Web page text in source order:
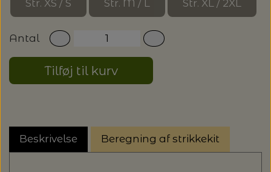
Str. XS / S Str. M / L Str. XL / 2XL
Antal
Tilføj til kurv
Beskrivelse Beregning af strikkekit